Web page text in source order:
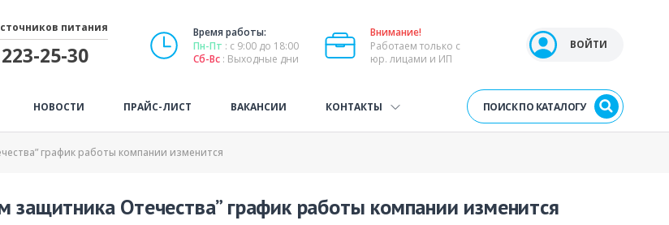
питания
25-30
Время работы:
Пн-Пт : с 9:00 до 18:00
Сб-Вс : Выходные дни
Внимание!
Работаем только с
юр. лицами и ИП
Open user menu
ВОЙТИ
НОВОСТИ ПРАЙС-ЛИСТ ВАКАНСИИ КОНТАКТЫ ПОИСК ПО КАТАЛОГУ
график работы компании изменится
Отечества” график работы компании изменится